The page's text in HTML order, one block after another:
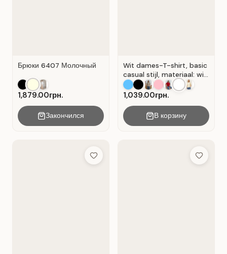
Брюки 6407 Молочный
1,879.00грн.
Закончился
Wit dames-T-shirt, basic
casual stijl, materiaal: wit
Wit.
1,039.00грн.
В корзину
Add to Wish List Add to